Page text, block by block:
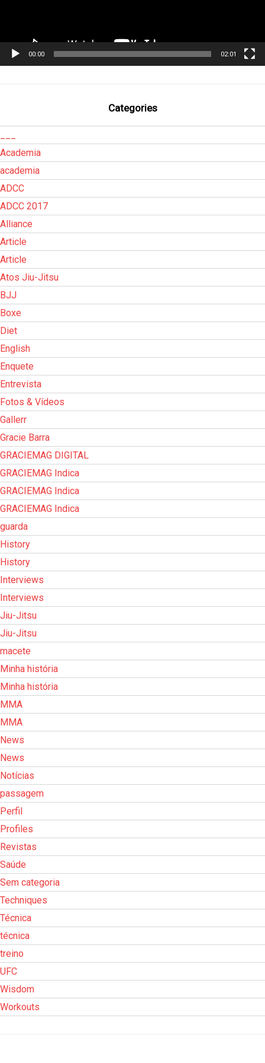
00:00 02:01
Categories
Academia
academia
ADCC
ADCC 2017
Alliance
Article
Article
Atos Jiu-Jitsu
BJJ
Boxe
Diet
English
Enquete
Entrevista
Fotos & Vídeos
Gallerr
Gracie Barra
GRACIEMAG DIGITAL
GRACIEMAG Indica
GRACIEMAG Indica
GRACIEMAG Indica
guarda
History
History
Interviews
Interviews
Jiu-Jitsu
Jiu-Jitsu
macete
Minha história
Minha história
MMA
MMA
News
News
Notícias
passagem
Perfil
Profiles
Revistas
Saúde
Sem categoria
Techniques
Técnica
técnica
treino
UFC
Wisdom
Workouts